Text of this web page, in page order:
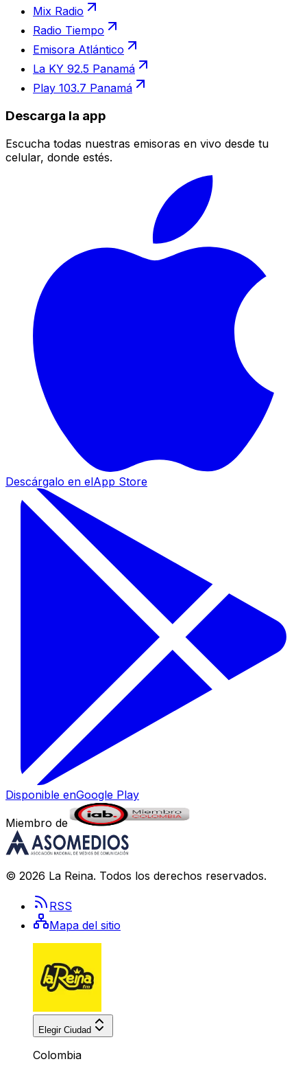
Mix Radio
Radio Tiempo
Emisora Atlántico
La KY 92.5 Panamá
Play 103.7 Panamá
Descarga la app
Escucha todas nuestras emisoras en vivo desde tu
celular, donde estés.
Descárgalo en elApp Store
Disponible enGoogle Play
Miembro de
© 2026 La Reina. Todos los derechos reservados.
RSS
Mapa del sitio
Elegir Ciudad
Colombia